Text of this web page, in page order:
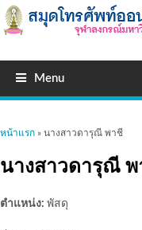
Menu
คุณอยู่ที่นี่
หน้าแรก » นางสาวดารุณี พาชี
นางสาวดารุณี
ตำแหน่ง: พัสดุ